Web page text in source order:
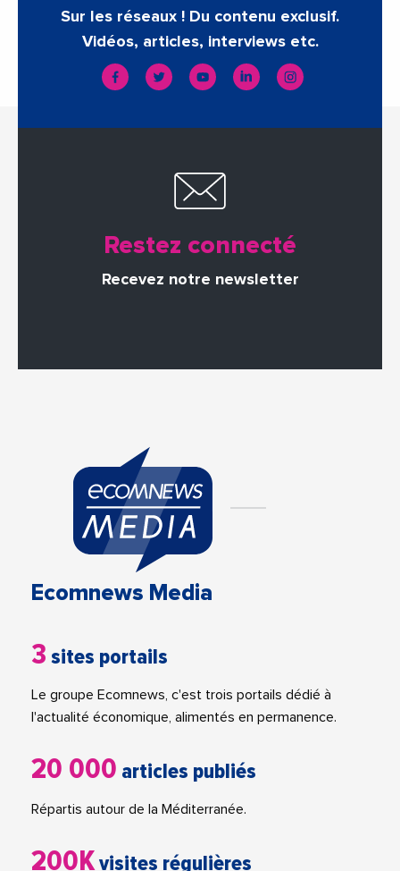
Sur les réseaux ! Du contenu exclusif.
Vidéos, articles, interviews etc.
Restez connecté
Recevez notre newsletter
Ecomnews Media
3 sites portails
Le groupe Ecomnews, c'est trois portails dédié à
l'actualité économique, alimentés en permanence.
20 000 articles publiés
Répartis autour de la Méditerranée.
200Kvisites régulières